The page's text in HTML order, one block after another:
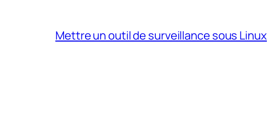
Mettre un outil de surveillance sous Linux